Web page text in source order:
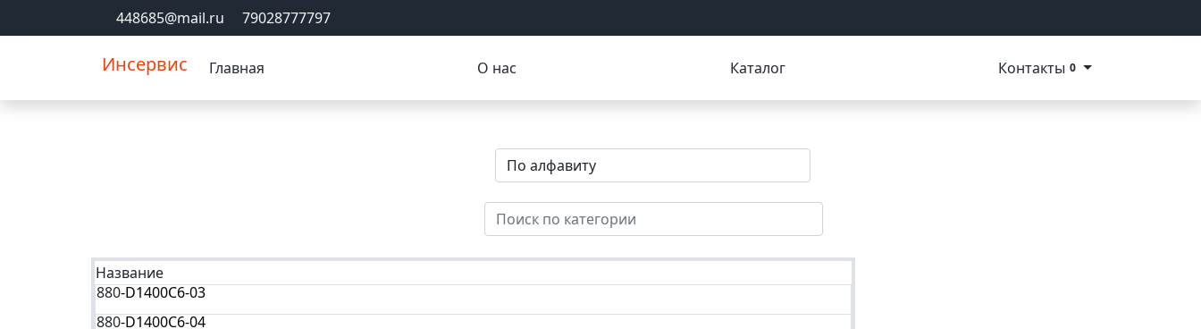
448685@mail.ru 79028777797
Инсервис Главная О нас Каталог Контакты 0
Название
880-D1400C6-03
880-D1400C6-04